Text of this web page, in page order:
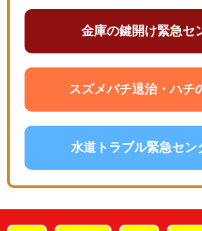
金庫の鍵開け緊急セ
スズメバチ退治・ハチ
水道トラブル緊急セン